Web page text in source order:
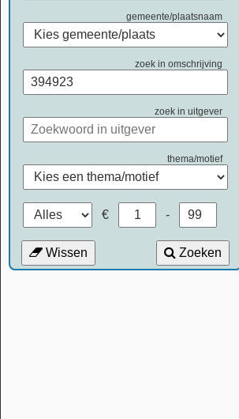
gemeente/plaatsnaam
zoek in omschrijving
zoek in uitgever
thema/motief
€ -
Wissen Zoeken